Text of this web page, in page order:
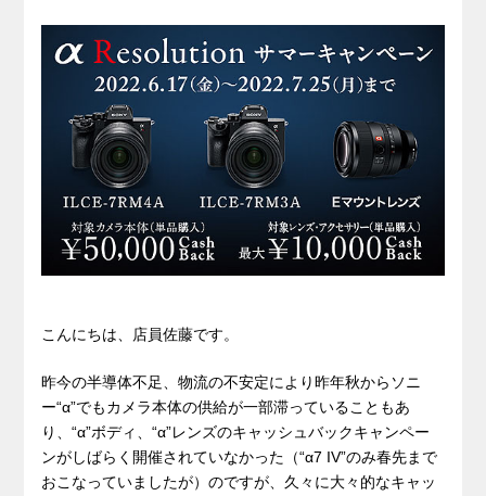
こんにちは、店員佐藤です。
昨今の半導体不足、物流の不安定により昨年秋からソニ
ー“α”でもカメラ本体の供給が一部滞っていることもあ
り、“α”ボディ、“α”レンズのキャッシュバックキャンペー
ンがしばらく開催されていなかった（“α7 IV”のみ春先まで
おこなっていましたが）のですが、久々に大々的なキャッ